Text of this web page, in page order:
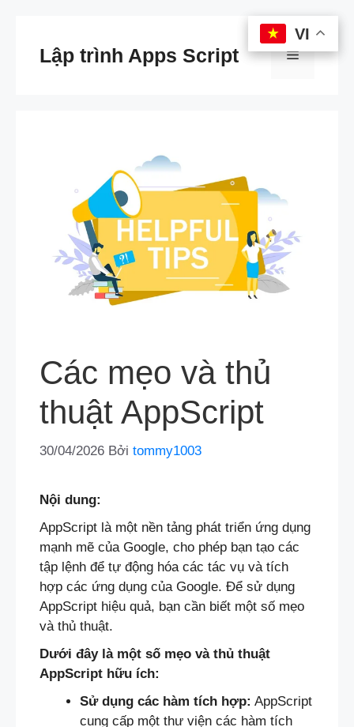
Lập trình Apps Script Menu
Các mẹo và thủ
thuật AppScript
30/04/2026 Bởi tommy1003
Nội dung:
AppScript là một nền tảng phát triển ứng dụng
mạnh mẽ của Google, cho phép bạn tạo các
tập lệnh để tự động hóa các tác vụ và tích
hợp các ứng dụng của Google. Để sử dụng
AppScript hiệu quả, bạn cần biết một số mẹo
và thủ thuật.
Dưới đây là một số mẹo và thủ thuật
AppScript hữu ích:
Sử dụng các hàm tích hợp: AppScript
cung cấp một thư viện các hàm tích
VI
VI